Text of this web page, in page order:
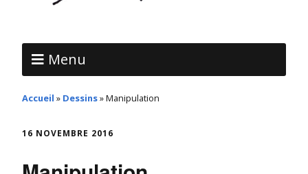
Menu
Accueil » Dessins»Manipulation
16 NOVEMBRE 2016